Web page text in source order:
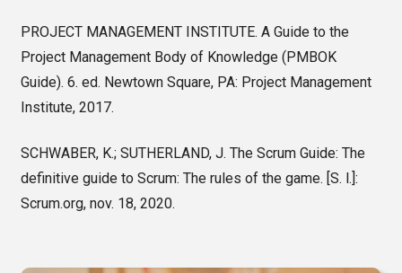
PROJECT MANAGEMENT INSTITUTE. A Guide to the
Project Management Body of Knowledge (PMBOK
Guide). 6. ed. Newtown Square, PA: Project Management
Institute, 2017.
SCHWABER, K.; SUTHERLAND, J. The Scrum Guide: The
definitive guide to Scrum: The rules of the game. [S. l.]:
Scrum.org, nov. 18, 2020.